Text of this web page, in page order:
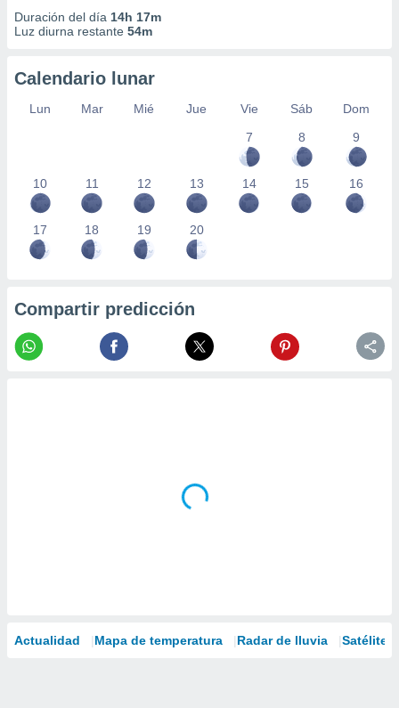
Duración del día 14h 17m
Luz diurna restante 54m
Calendario lunar
Lun Mar Mié Jue Vie Sáb
Dom
7
8 9
10 11 12 13 14 15 16
17 18 19 20
Compartir predicción
Actualidad Mapa de temperatura Radar de lluvia Satélites